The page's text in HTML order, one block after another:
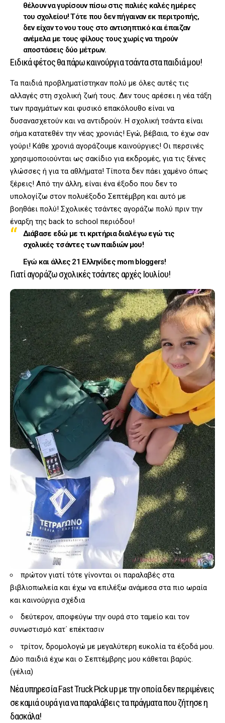
θέλουν να γυρίσουν πίσω στις παλιές καλές ημέρες
του σχολείου! Τότε που δεν πήγαιναν εκ περιτροπής,
δεν είχαν το νου τους στο αντισηπτικό και έπαιζαν
ανέμελα με τους φίλους τους χωρίς να τηρούν
αποστάσεις δύο μέτρων.
Ειδικά φέτος θα πάρω καινούργια τσάντα στα παιδιά μου!
Τα παιδιά προβληματίστηκαν πολύ με όλες αυτές τις
αλλαγές στη σχολική ζωή τους. Δεν τους αρέσει η νέα τάξη
των πραγμάτων και φυσικό επακόλουθο είναι να
δυσανασχετούν και να αντιδρούν. Η σχολική τσάντα είναι
σήμα κατατεθέν την νέας χρονιάς! Εγώ, βέβαια, το έχω σαν
γούρι! Κάθε χρονιά αγοράζουμε καινούργιες! Οι περσινές
χρησιμοποιούνται ως σακίδιο για εκδρομές, για τις ξένες
γλώσσες ή για τα αθλήματα! Τίποτα δεν πάει χαμένο όπως
ξέρεις! Από την άλλη, είναι ένα έξοδο που δεν το
υπολογίζω στον πολυέξοδο Σεπτέμβρη και αυτό με
βοηθάει πολύ! Σχολικές τσάντες αγοράζω πολύ πριν την
έναρξη της back to school περιόδου!
Διάβασε εδώ με τι κριτήρια διαλέγω εγώ τις
σχολικές τσάντες των παιδιών μου!
Εγώ και άλλες 21 Ελληνίδες mom bloggers!
Γιατί αγοράζω σχολικές τσάντες αρχές Ιουλίου!
πρώτον γιατί τότε γίνονται οι παραλαβές στα
βιβλιοπωλεία και έχω να επιλέξω ανάμεσα στα πιο ωραία
και καινούργια σχέδια
δεύτερον, αποφεύγω την ουρά στο ταμείο και τον
συνωστισμό κατ΄ επέκτασιν
τρίτον, δρομολογώ με μεγαλύτερη ευκολία τα έξοδά μου.
Δύο παιδιά έχω και ο Σεπτέμβρης μου κάθεται βαρύς.
(γέλια)
Νέα υπηρεσία Fast Truck Pick up με την οποία δεν περιμένεις
σε καμιά ουρά για να παραλάβεις τα πράγματα που ζήτησε η
δασκάλα!